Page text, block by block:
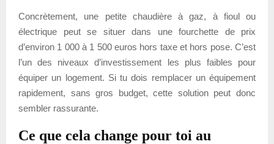
Concrètement, une petite chaudière à gaz, à fioul ou
électrique peut se situer dans une fourchette de prix
d’environ 1 000 à 1 500 euros hors taxe et hors pose. C’est
l’un des niveaux d’investissement les plus faibles pour
équiper un logement. Si tu dois remplacer un équipement
rapidement, sans gros budget, cette solution peut donc
sembler rassurante.
Ce que cela change pour toi au